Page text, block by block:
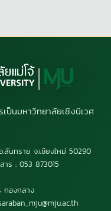
ป็นมหาวิทยาลัยเชิงนิเวศ
นทราย จ.เชียงใหม่ 50290
ร : 053 873015
กองกลาง